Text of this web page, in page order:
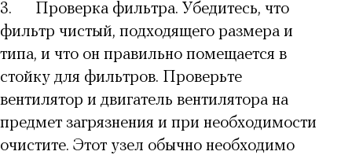
3.
Проверка фильтра. Убедитесь, что
фильтр чистый, подходящего размера и
типа, и что он правильно помещается в
стойку для фильтров. Проверьте
вентилятор и двигатель вентилятора на
предмет загрязнения и при необходимости
очистите. Этот узел обычно необходимо